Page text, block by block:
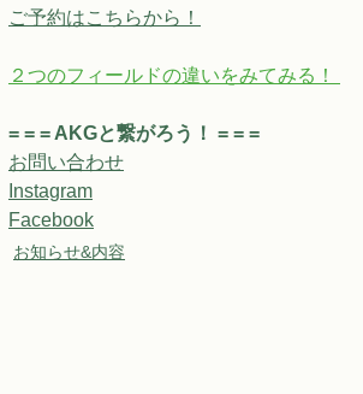
ご予約はこちらから！
２つのフィールドの違いをみてみる！
= = = AKGと繋がろう！ = = =
お問い合わせ
Instagram
Facebook
お知らせ&内容